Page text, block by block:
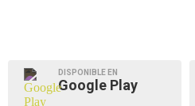
DISPONIBLE EN
Google Play